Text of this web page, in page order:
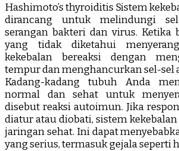
Hashimoto’s thyroiditis Sistem
dirancang untuk melindungi
serangan bakteri dan virus. Ketika
yang tidak diketahui
kekebalan bereaksi dengan
tempur dan menghancurkan sel-sel
Kadang-kadang tubuh Anda
normal dan sehat untuk
disebut reaksi autoimun. Jika
diatur atau diobati, sistem
jaringan sehat. Ini dapat
yang serius, termasuk gejala seperti